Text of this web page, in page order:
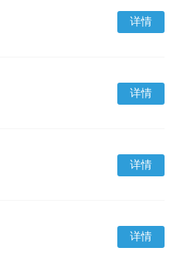
详情
详情
详情
详情